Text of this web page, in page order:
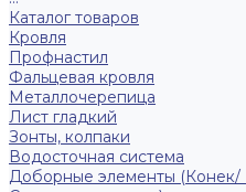
Каталог товаров
Кровля
Профнастил
Фальцевая кровля
Металлочерепица
Лист гладкий
Зонты, колпаки
Водосточная система
Доборные элементы (Конек/